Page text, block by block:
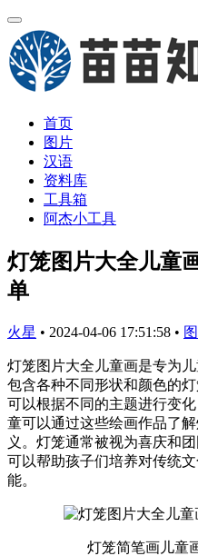
首页
图片
汉语
资料库
工具箱
阿杰小工具
灯笼图片大全儿童
单
火星 • 2024-04-06 17:51:58 •
灯笼图片大全儿童画是专为
包含各种不同形状和颜色的
可以根据不同的主题进行变
童可以通过这些绘画作品了
义。灯笼通常被视为喜庆和
可以帮助孩子们培养对传统
能。
灯笼简笔画儿童